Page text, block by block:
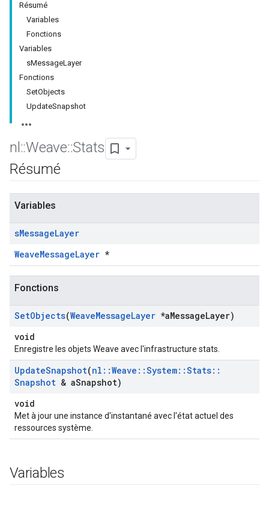
Résumé
Variables
Fonctions
Variables
sMessageLayer
Fonctions
SetObjects
UpdateSnapshot
nl ::Weave::Stats
Résumé
Variables
sMessageLayer
WeaveMessageLayer *
Fonctions
SetObjects(WeaveMessageLayer *aMessageLayer)
void
Enregistre les objets Weave avec l'infrastructure stats.
UpdateSnapshot(nl ::Weave ::System::Stats::
Snapshot & aSnapshot)
void
Met à jour une instance d'instantané avec l'état actuel des
ressources système.
Variables